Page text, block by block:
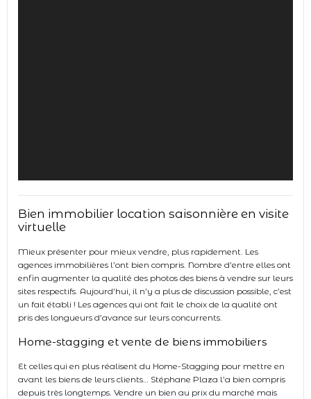
Bien immobilier location saisonnière en visite
virtuelle
Mieux présenter pour mieux vendre, plus rapidement. Les
agences immobilières l’ont bien compris. Nombre d’entre elles ont
enfin augmenter la qualité des photos des biens à vendre sur leurs
sites respectifs. Aujourd’hui, il n’y a plus de discussion possible, c’est
un fait établi ! Les agences qui ont fait le choix de la qualité ont
pris des longueurs d’avance sur leurs concurrents.
Home-stagging et vente de biens immobiliers
Et celles qui en plus réalisent du Home-Stagging pour mettre en
avant les biens de leurs clients… Stéphane Plaza l’a bien compris
depuis très longtemps. Vendre un bien au prix du marché mais